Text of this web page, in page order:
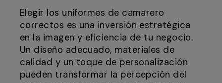
Elegir los uniformes de camarero
correctos es una inversión estratégica
en la imagen y eficiencia de tu negocio.
Un diseño adecuado, materiales de
calidad y un toque de personalización
pueden transformar la percepción del